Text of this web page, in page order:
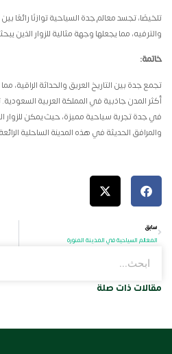
تلخيصًا، تجسد معالم جدة السياحية توازنًا رائعًا بين
والترفيه، مما يجعلها وجهة مثالية للزوار الذين
خاتمة:
تجمع جدة بين التاريخ العريق والحداثة الراقية،
أكثر المدن جاذبية في المملكة العربية السعودية.
في جدة تجربة سياحية مميزة، حيث يمكن للزوار
والمرافق الحديثة في هذه المدينة الساحلية الرائعة
سابق
المعالم السياحية في المدينة المنورة
مقالات ذات صلة